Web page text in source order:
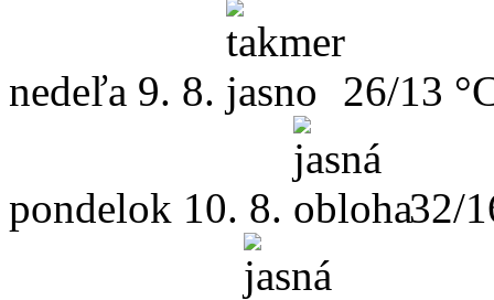
nedeľa 9. 8. 26/13
pondelok 10. 8. 32/